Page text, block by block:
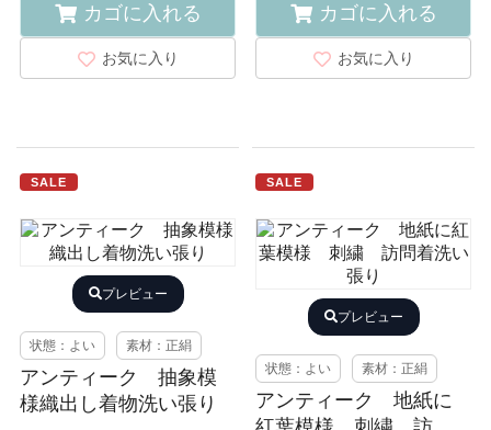
カゴに入れる
お気に入り
カゴに入れる
お気に入り
SALE
プレビュー
状態：よい 素材：正絹
アンティーク 抽象模
様織出し着物洗い張り
SALE
プレビュー
状態：よい 素材：正絹
アンティーク 地紙に